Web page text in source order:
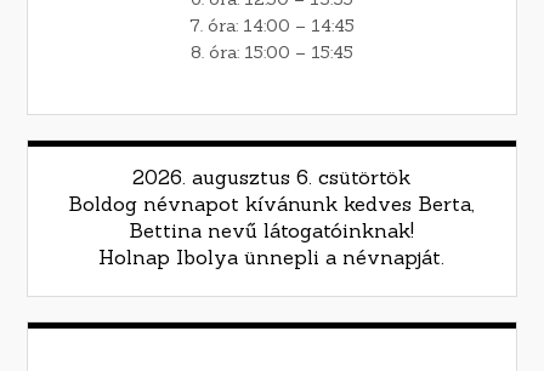
7. óra: 14:00 – 14:45
8. óra: 15:00 – 15:45
2026. augusztus 6. csütörtök
Boldog névnapot kívánunk kedves Berta,
Bettina nevű látogatóinknak!
Holnap Ibolya ünnepli a névnapját.